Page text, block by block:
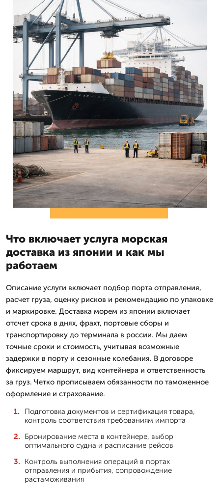
Что включает услуга морская
доставка из японии и как мы
работаем
Описание услуги включает подбор порта отправления,
расчет груза, оценку рисков и рекомендацию по упаковке
и маркировке. Доставка морем из японии включает
отсчет срока в днях, фрахт, портовые сборы и
транспортировку до терминала в россии. Мы даем
точные сроки и стоимость, учитывая возможные
задержки в порту и сезонные колебания. В договоре
фиксируем маршрут, вид контейнера и ответственность
за груз. Четко прописываем обязанности по таможенное
оформление и страхование.
Подготовка документов и сертификация товара,
контроль соответствия требованиям импорта
Бронирование места в контейнере, выбор
оптимального судна и расписание рейсов
Контроль выполнения операций в портах
отправления и прибытия, сопровождение
растаможивания